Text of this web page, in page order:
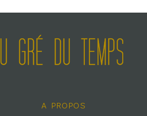
A PROPOS